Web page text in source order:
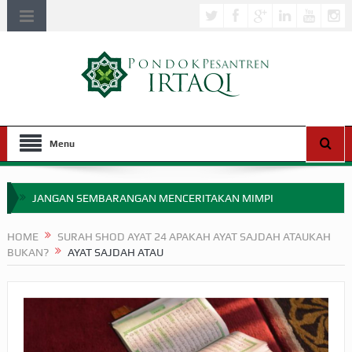
Menu
JANGAN SEMBARANGAN MENCERITAKAN MIMPI
MIMPI YANG DIABAIKAN MENJELANG PERANG BADAR
SEBELUM TIBA SAAT WAJIB?
HAKIKAT NIKMAT DI DUNIA!
HOME
SURAH SHOD AYAT 24 APAKAH AYAT SAJDAH ATAUKAH
BUKAN?
AYAT SAJDAH ATAU